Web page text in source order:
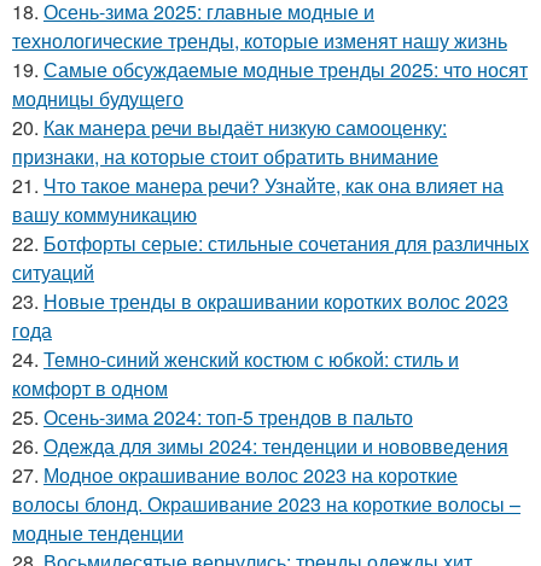
18. Осень-зима 2025: главные модные и
технологические тренды, которые изменят нашу жизнь
19. Самые обсуждаемые модные тренды 2025: что носят
модницы будущего
20. Как манера речи выдаёт низкую самооценку:
признаки, на которые стоит обратить внимание
21. Что такое манера речи? Узнайте, как она влияет на
вашу коммуникацию
22. Ботфорты серые: стильные сочетания для различных
ситуаций
23. Новые тренды в окрашивании коротких волос 2023
года
24. Темно-синий женский костюм с юбкой: стиль и
комфорт в одном
25. Осень-зима 2024: топ-5 трендов в пальто
26. Одежда для зимы 2024: тенденции и нововведения
27. Модное окрашивание волос 2023 на короткие
волосы блонд. Окрашивание 2023 на короткие волосы –
модные тенденции